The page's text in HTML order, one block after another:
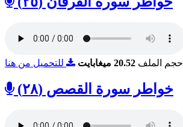
حجم الملف 20.52 ميغابايت للتحميل من هنا
خواطر سورة القصص (٢٨)